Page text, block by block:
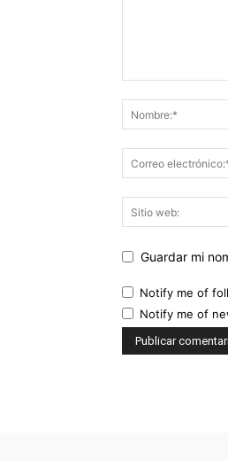
Guardar mi
Notify me of
Notify me of